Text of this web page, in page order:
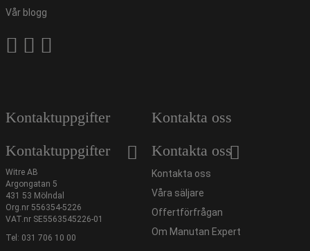
Vår blogg
Kontaktuppgifter
Kontaktuppgifter
Witre AB
Argongatan 5
431 53 Mölndal
Org.nr 556354-5226
VAT.nr SE5563545226-01
Tel: 031 706 10 00
Kontakta oss
Kontakta oss
Kontakta oss
Våra säljare
Offertförfrågan
Om Manutan Expert